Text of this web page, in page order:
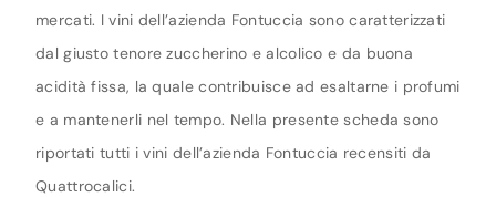
mercati. I vini dell’azienda Fontuccia sono caratterizzati
dal giusto tenore zuccherino e alcolico e da buona
acidità fissa, la quale contribuisce ad esaltarne i profumi
e a mantenerli nel tempo. Nella presente scheda sono
riportati tutti i vini dell’azienda Fontuccia recensiti da
Quattrocalici.